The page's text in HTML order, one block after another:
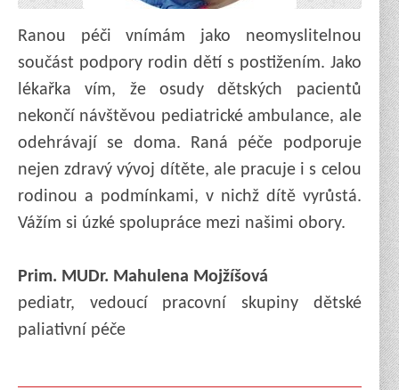
Ranou péči vnímám jako neomyslitelnou
součást podpory rodin dětí s postižením. Jako
lékařka vím, že osudy dětských pacientů
nekončí návštěvou pediatrické ambulance, ale
odehrávají se doma. Raná péče podporuje
nejen zdravý vývoj dítěte, ale pracuje i s celou
rodinou a podmínkami, v nichž dítě vyrůstá.
Vážím si úzké spolupráce mezi našimi obory.
Prim. MUDr. Mahulena Mojžíšová
pediatr, vedoucí pracovní skupiny dětské
paliativní péče